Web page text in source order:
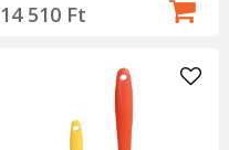
14 510 Ft